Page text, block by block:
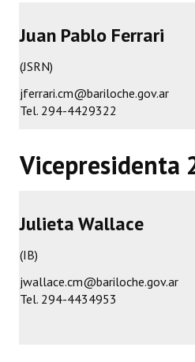
Digesto
Organigrama
DOCUMENTOS
Proyectos Presentados
Informes de Unidad Coordinadora
Ejecución Presupuestaria
Juan Pablo Ferrari
(JSRN)
jferrari.cm@bariloche.gov.ar
Tel. 294-4429322
Vicepresidenta
Julieta Wallace
(IB)
jwallace.cm@bariloche.gov.ar
Tel. 294-4434953